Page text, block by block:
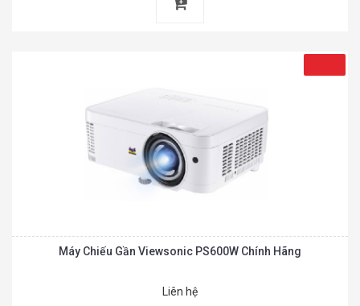
Máy Chiếu Gần Viewsonic PS600W Chính Hãng
Liên hệ